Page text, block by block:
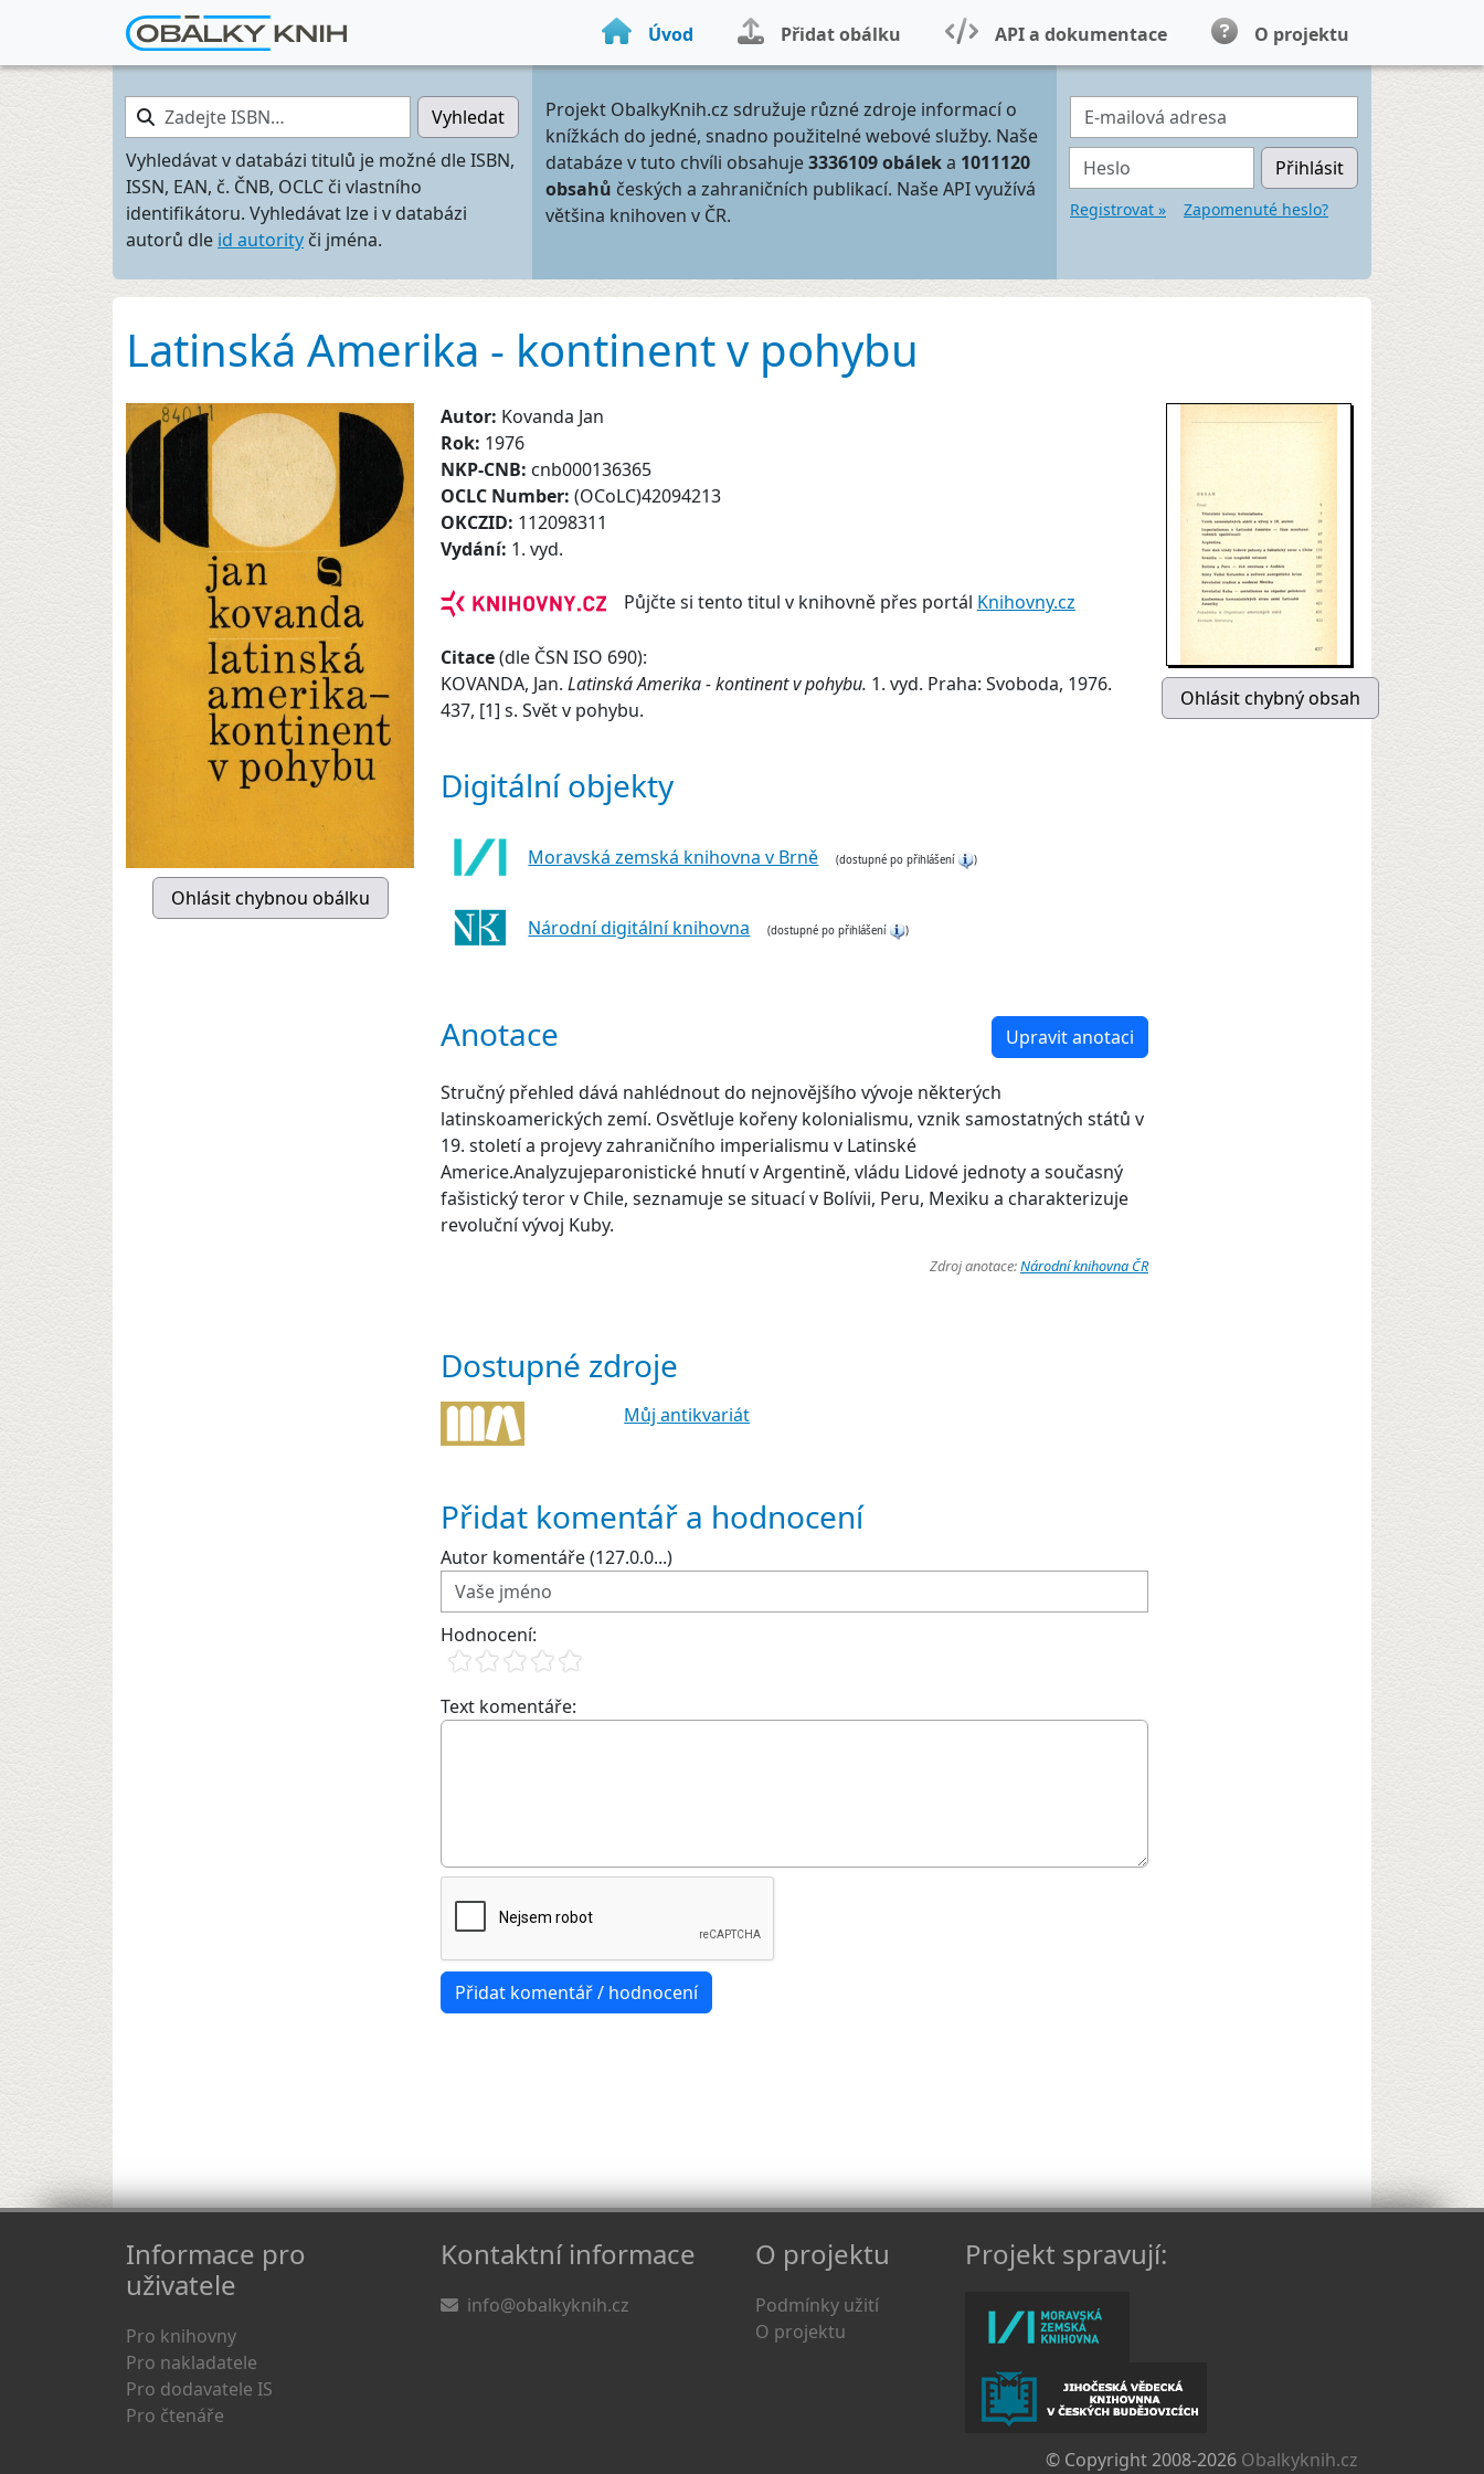
Úvod Přidat obálku API a dokumentace O projektu
Zadejte ISBN…
Vyhledat
Vyhledávat v databázi titulů je možné dle ISBN,
ISSN, EAN, č. ČNB, OCLC či vlastního
identifikátoru. Vyhledávat lze i v databázi
autorů dle id autority či jména.
Projekt ObalkyKnih.cz sdružuje různé zdroje informací o
knížkách do jedné, snadno použitelné webové služby. Naše
databáze v tuto chvíli obsahuje3336109 obáleka 1011120
obsahů českých a zahraničních publikací. Naše API využívá
většina knihoven v ČR.
E-mailová adresa
Heslo Přihlásit
Registrovat » Zapomenuté heslo?
Latinská Amerika - kontinent v pohybu
Autor: Kovanda Jan
Rok: 1976
NKP-CNB: cnb000136365
OCLC Number: (OCoLC)42094213
OKCZID: 112098311
Vydání: 1. vyd.
Půjčte si tento titul v knihovně přes portál Knihovny.cz
Citace(dle ČSN ISO 690):
KOVANDA, Jan. Latinská Amerika - kontinent v pohybu. 1. vyd. Praha: Svoboda, 1976.
437, [1] s. Svět v pohybu.
Digitální objekty
Moravská zemská knihovna v Brně (dostupné po přihlášení )
Národní digitální knihovna (dostupné po přihlášení )
Anotace Upravit anotaci
Stručný přehled dává nahlédnout do nejnovějšího vývoje některých
latinskoamerických zemí. Osvětluje kořeny kolonialismu, vznik samostatných států v
19. století a projevy zahraničního imperialismu v Latinské
Americe.Analyzujeparonistické hnutí v Argentině, vládu Lidové jednoty a současný
fašistický teror v Chile, seznamuje se situací v Bolívii, Peru, Mexiku a charakterizuje
revoluční vývoj Kuby.
Zdroj anotace:Národní knihovna ČR
Dostupné zdroje
Můj antikvariát
Přidat komentář a hodnocení
Autor komentáře (127.0.0...)
Hodnocení:
Text komentáře:
Informace pro
uživatele
Pro knihovny
Pro nakladatele
Pro dodavatele IS
Pro čtenáře
Kontaktní informace
info@obalkyknih.cz
O projektu
Podmínky užití
O projektu
Projekt spravují:
© Copyright 2008-2026 Obalkyknih.cz